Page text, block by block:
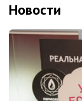
Новости